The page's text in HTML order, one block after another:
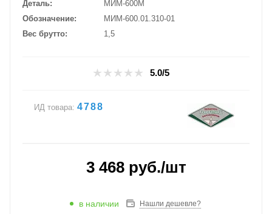
Деталь
МИМ-600М
Обозначение
МИМ-600.01.310-01
Вес брутто
1,5
5.0/5
ИД товара: 4788
3 468руб./шт
в наличии Нашли дешевле?